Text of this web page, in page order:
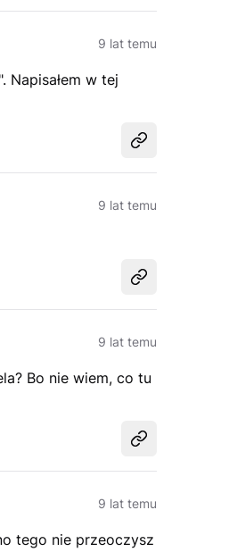
9 lat temu
Napisałem w tej
Udostępnij
9 lat temu
Udostępnij
9 lat temu
Bo nie wiem, co tu
Udostępnij
9 lat temu
tego nie przeoczysz